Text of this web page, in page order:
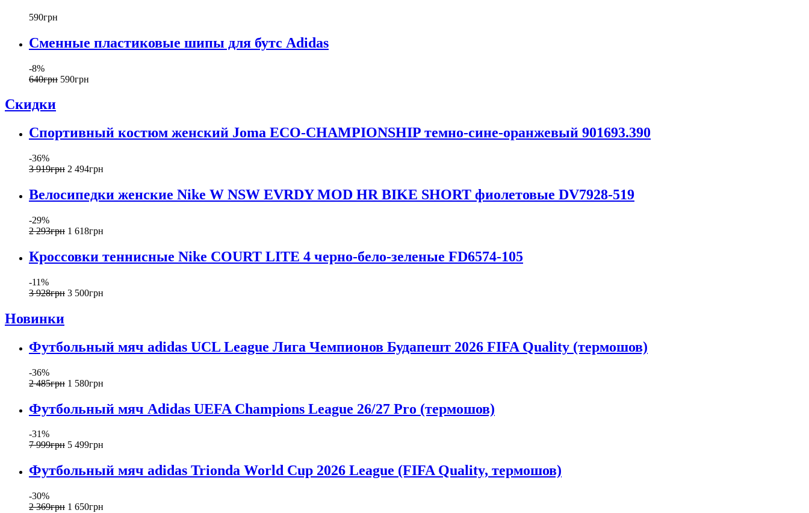
590грн
Сменные пластиковые шипы для бутс Adidas
-8%
640грн 590грн
Скидки
Спортивный костюм женский Joma ECO-CHAMPIONSHIP темно-сине-оранжевый 901693.390
-36%
3 919грн 2 494грн
Велосипедки женские Nike W NSW EVRDY MOD HR BIKE SHORT фиолетовые DV7928-519
-29%
2 293грн 1 618грн
Кроссовки теннисные Nike COURT LITE 4 черно-бело-зеленые FD6574-105
-11%
3 928грн 3 500грн
Новинки
Футбольный мяч adidas UCL League Лига Чемпионов Будапешт 2026 FIFA Quality (термошов)
-36%
2 485грн 1 580грн
Футбольный мяч Adidas UEFA Champions League 26/27 Pro (термошов)
-31%
7 999грн 5 499грн
Футбольный мяч adidas Trionda World Cup 2026 League (FIFA Quality, термошов)
-30%
2 369грн 1 650грн